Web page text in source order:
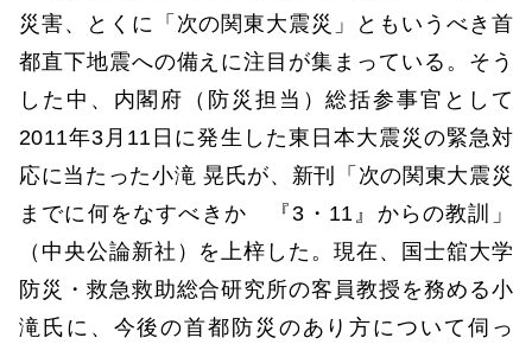
災害、とくに「次の関東大震災」ともいうべき首
都直下地震への備えに注目が集まっている。そう
した中、内閣府（防災担当）総括参事官として
2011年3月11日に発生した東日本大震災の緊急対
応に当たった小滝 晃氏が、新刊「次の関東大震災
までに何をなすべきか 『3・11』からの教訓」
（中央公論新社）を上梓した。現在、国士舘大学
防災・救急救助総合研究所の客員教授を務める小
滝氏に、今後の首都防災のあり方について伺っ